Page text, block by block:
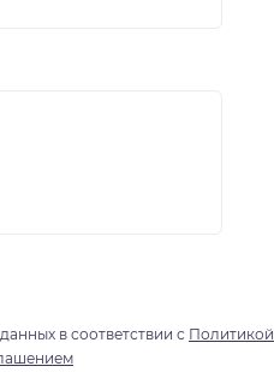
в соответствии с Политикой